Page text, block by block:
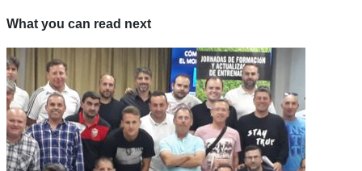
What you can read next